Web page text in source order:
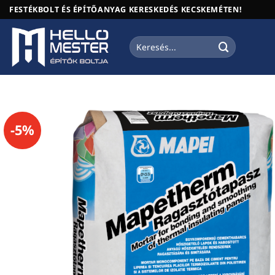
Skip
to
content
FESTÉKBOLT ÉS ÉPÍTŐANYAG KERESKEDÉS KECSKEMÉTEN!
Keresés
a
-5%